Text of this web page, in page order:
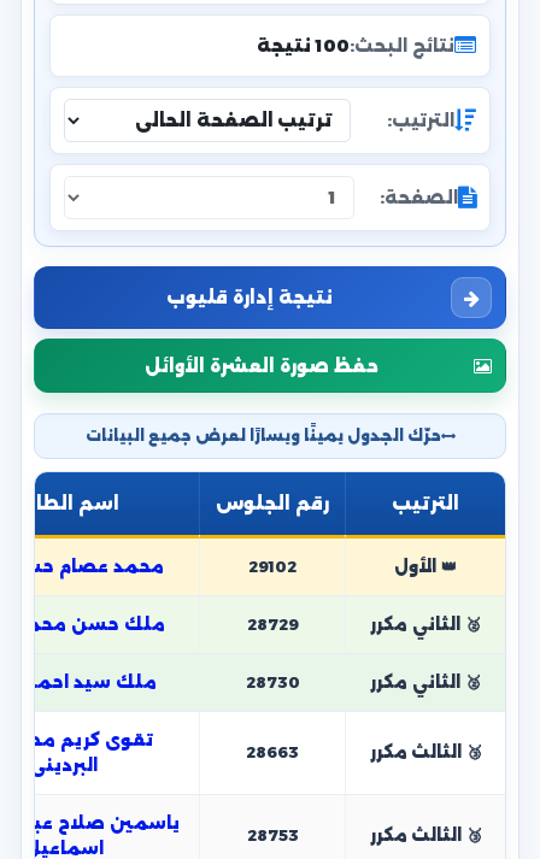
نتائج البحث:100 نتيجة
الترتيب:
الصفحة:
نتيجة إدارة قليوب
حفظ صورة العشرة الأوائل
حرّك الجدول يمينًا ويسارًا لعرض جميع البيانات
الترتيب رقم الجلوس اسم الطالب
👑 الأول 29102 محمد عصام حسن
🥈 الثاني مكرر 28729 ملك حسن محمد
🥈 الثاني مكرر 28730 ملك سيد احمد
🥉 الثالث مكرر 28663
تقوى كريم
البردينى
🥉 الثالث مكرر 28753
ياسمين صلاح
اسماعيل